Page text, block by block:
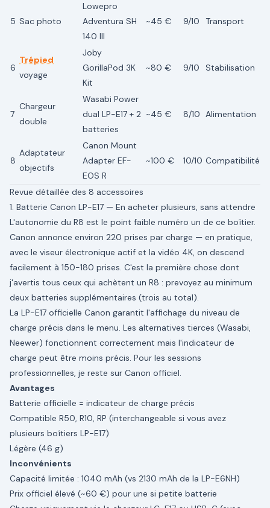
5 Sac photo
Lowepro
Adventura SH
140 III
~45 € 9/10 Transport
6
Trépied
voyage
Joby
GorillaPod 3K
Kit
~80 € 9/10 Stabilisation
7
Chargeur
double
Wasabi Power
dual LP-E17 + 2
batteries
~45 € 8/10 Alimentation
8
Adaptateur
objectifs
Canon Mount
Adapter EF-
EOS R
~100 € 10/10 Compatibilité
Revue détaillée des 8 accessoires
1. Batterie Canon LP-E17 — En acheter plusieurs, sans attendre
L'autonomie du R8 est le point faible numéro un de ce boîtier.
Canon annonce environ 220 prises par charge — en pratique,
avec le viseur électronique actif et la vidéo 4K, on descend
facilement à 150-180 prises. C'est la première chose dont
j'avertis tous ceux qui achètent un R8 : prevoyez au minimum
deux batteries supplémentaires (trois au total).
La LP-E17 officielle Canon garantit l'affichage du niveau de
charge précis dans le menu. Les alternatives tierces (Wasabi,
Neewer) fonctionnent correctement mais l'indicateur de
charge peut être moins précis. Pour les sessions
professionnelles, je reste sur Canon officiel.
Avantages
Batterie officielle = indicateur de charge précis
Compatible R50, R10, RP (interchangeable si vous avez
plusieurs boîtiers LP-E17)
Légère (46 g)
Inconvénients
Capacité limitée : 1040 mAh (vs 2130 mAh de la LP-E6NH)
Prix officiel élevé (~60 €) pour une si petite batterie